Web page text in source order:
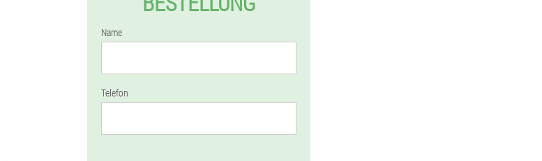
Name
Telefon